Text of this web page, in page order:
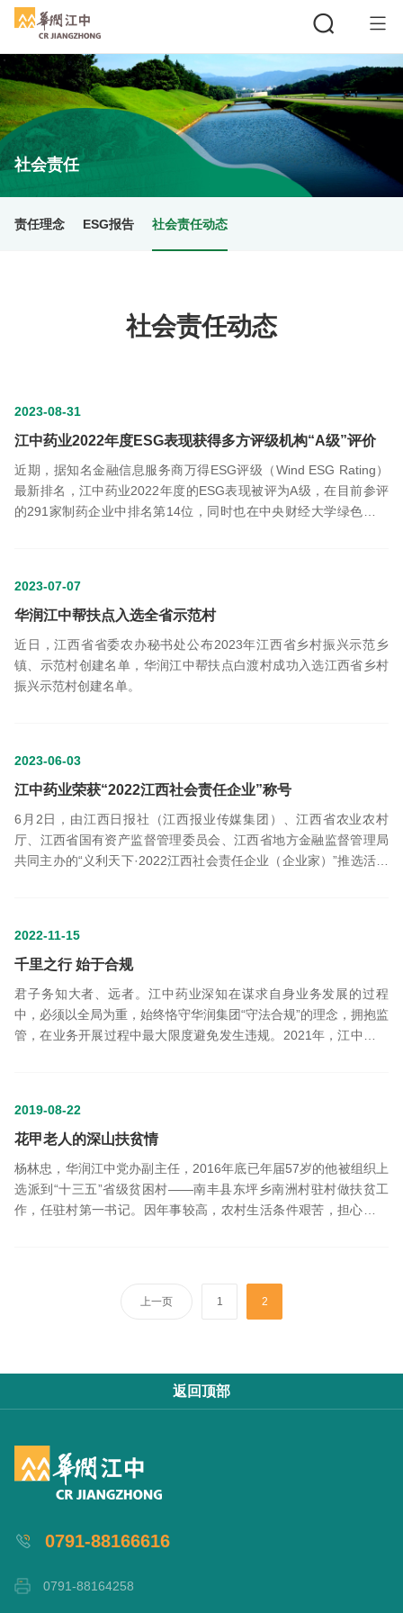
搜索
社会责任
责任理念 ESG报告 社会责任动态
社会责任动态
2023-08-31
江中药业2022年度ESG表现获得多方评级机构“A级”评价
近期，据知名金融信息服务商万得ESG评级（Wind ESG Rating）
最新排名，江中药业2022年度的ESG表现被评为A级，在目前参评
的291家制药企业中排名第14位，同时也在中央财经大学绿色金融
2023-07-07
华润江中帮扶点入选全省示范村
近日，江西省省委农办秘书处公布2023年江西省乡村振兴示范乡
镇、示范村创建名单，华润江中帮扶点白渡村成功入选江西省乡村
振兴示范村创建名单。
2023-06-03
江中药业荣获“2022江西社会责任企业”称号
6月2日，由江西日报社（江西报业传媒集团）、江西省农业农村
厅、江西省国有资产监督管理委员会、江西省地方金融监督管理局
共同主办的“义利天下·2022江西社会责任企业（企业家）”推选活动
2022-11-15
千里之行 始于合规
君子务知大者、远者。江中药业深知在谋求自身业务发展的过程
中，必须以全局为重，始终恪守华润集团“守法合规”的理念，拥抱监
管，在业务开展过程中最大限度避免发生违规。2021年，江中药业
2019-08-22
花甲老人的深山扶贫情
杨林忠，华润江中党办副主任，2016年底已年届57岁的他被组织上
选派到“十三五”省级贫困村——南丰县东坪乡南洲村驻村做扶贫工
作，任驻村第一书记。因年事较高，农村生活条件艰苦，担心他身
上一页 1 2
返回顶部
0791-88166616
0791-88164258